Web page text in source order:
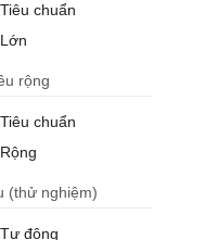
Tiêu chuẩn
Lớn
rộng
Tiêu chuẩn
Rộng
(thử nghiệm)
Tự động